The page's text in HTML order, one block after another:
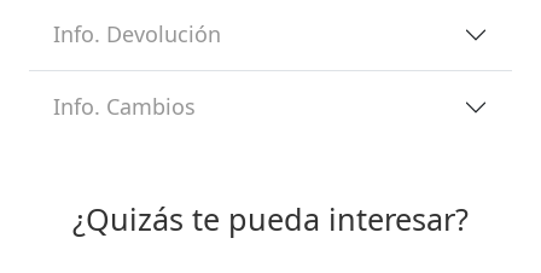
Info. Devolución
Info. Cambios
¿Quizás te pueda interesar?